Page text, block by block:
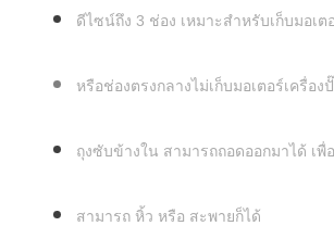
ดีไซน์ถึง 3 ช่อง เหมาะสำหรับเก็บมอ
หรือช่องตรงกลางไม่เก็บมอเตอร์เครื่
ถุงซับข้างใน สามารถถอดออกมาได้ เ
สามารถ หิ้ว หรือ สะพายก็ได้